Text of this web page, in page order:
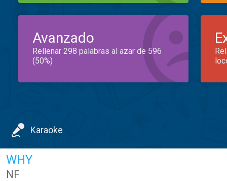
Avanzado
Rellenar 298 palabras al azar de 596
(50%)
Karaoke
WHY
NF